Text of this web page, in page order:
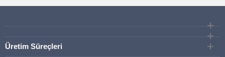
Üretim Süreçleri